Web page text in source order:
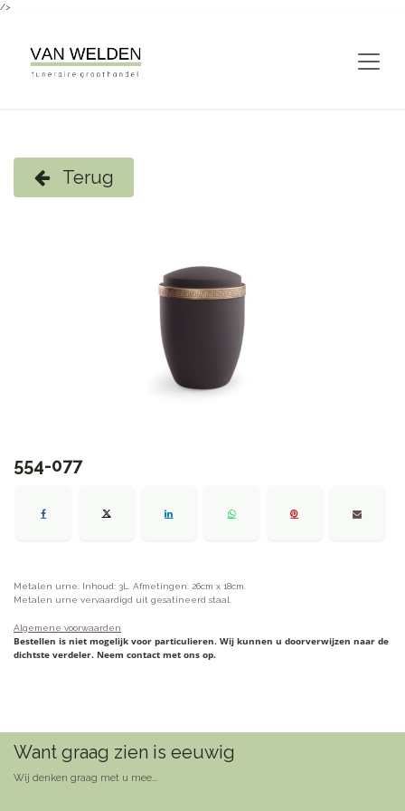
/>
Terug
554-077
Metalen urne. Inhoud: 3L. Afmetingen: 26cm x 18cm.
Metalen urne vervaardigd uit gesatineerd staal.
Algemene voorwaarden
Bestellen is niet mogelijk voor particulieren. Wij kunnen u doorverwijzen naar de
dichtste verdeler. Neem contact met ons op.
Want graag zien is eeuwig
Wij denken graag met u mee...